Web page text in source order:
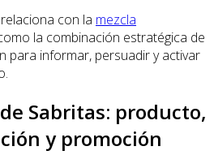
con la mezcla
la combinación estratégica de
para informar, persuadir y activar
Sabritas: producto,
y promoción